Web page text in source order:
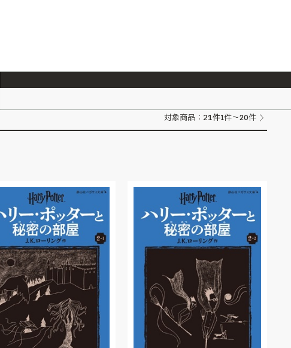
2026/7/23 『ONE PIECE magazine 021 ONE PIECEカード付き同梱版』発売延期のご案内
対象商品： 21件1件～20件